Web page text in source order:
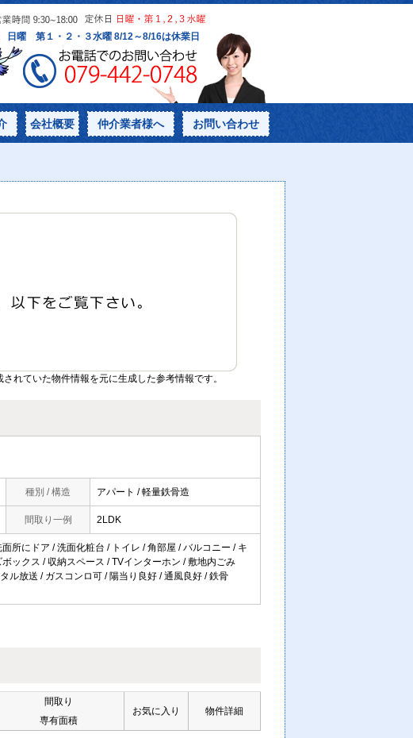
会社概要 仲介業者様へ お問い合わせ
れていた物件情報を元に生成した参考情報です。
種別 / 構造 アパート / 軽量鉄骨造
間取り一例 2LDK
所にドア / 洗面化粧台 / トイレ / 角部屋 / バルコニー / キ
ックス / 収納スペース / TVインターホン / 敷地内ごみ
ル放送 / ガスコンロ可 / 陽当り良好 / 通風良好 / 鉄骨
間取り
専有面積
お気に入り 物件詳細